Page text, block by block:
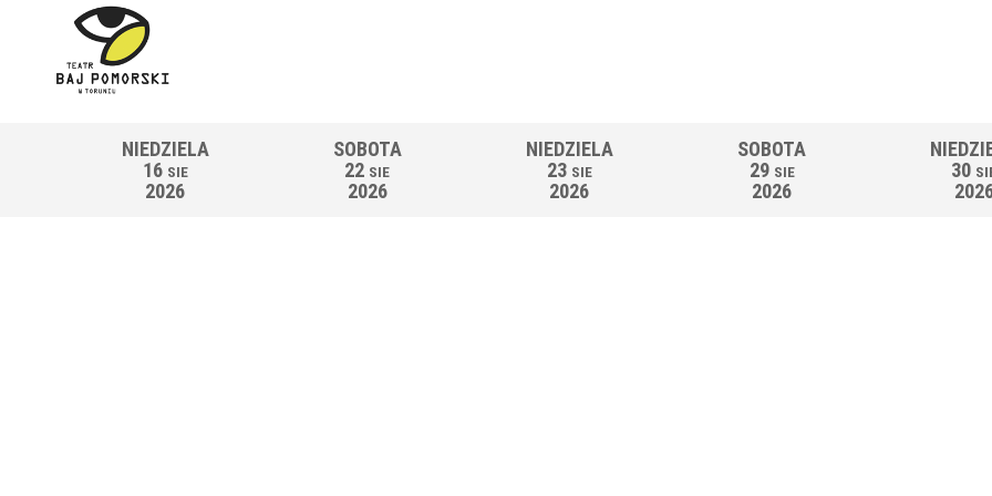
NIEDZIELA
16 SIE
2026
SOBOTA
22 SIE
2026
NIEDZIELA
23 SIE
2026
SOBOTA
29 SIE
2026
30